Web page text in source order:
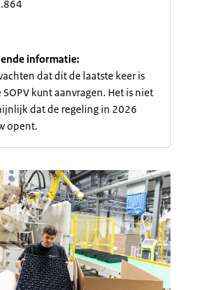
informatie:
dat dit de laatste keer is
SOPV kunt aanvragen. Het is niet
dat de regeling in 2026
opent.